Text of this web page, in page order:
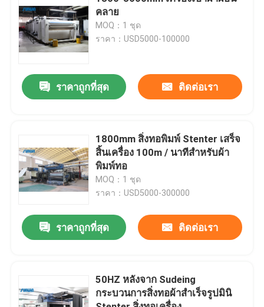
เกี่ยวกับเรา
ทัวร์โรงงาน
ติดต่อเรา
ขอใบเสนอราคา
เครื่อง Stenter สิ่งทอ
เครื่องใส่ผ้า
คลาย
MOQ：1 ชุด
ราคา：USD5000-100000
ราคาถูกที่สุด ติดต่อเรา
1800mm สิ่งทอพิมพ์ Stenter เสร็จ
สิ้นเครื่อง 100m / นาทีสำหรับผ้า
พิมพ์ทอ
MOQ：1 ชุด
ราคา：USD5000-300000
ราคาถูกที่สุด ติดต่อเรา
50HZ หลังจาก Sudeing
กระบวนการสิ่งทอผ้าสำเร็จรูปมินิ